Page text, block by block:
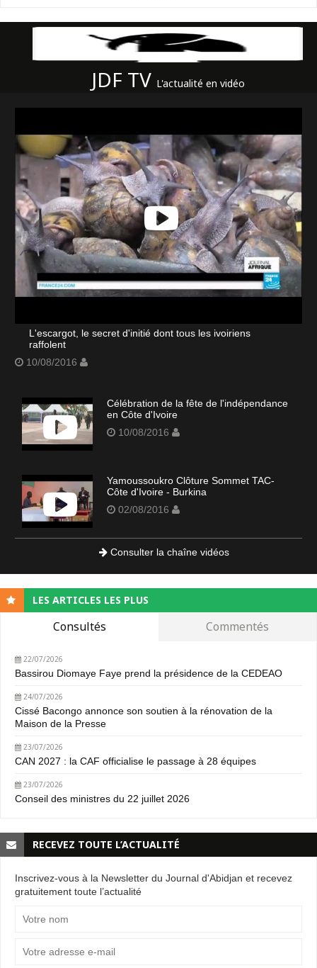
JDF TV L'actualité en vidéo
L'escargot, le secret d'initié dont tous les ivoiriens
raffolent
10/08/2016
Célébration de la fête de l'indépendance
en Côte d'Ivoire
10/08/2016
Yamoussoukro Clôture Sommet TAC-
Côte d'Ivoire - Burkina
02/08/2016
Consulter la chaîne vidéos
LES ARTICLES LES PLUS
Consultés Commentés
22/07/2026
Bassirou Diomaye Faye prend la présidence de la CEDEAO
24/07/2026
Cissé Bacongo annonce son soutien à la rénovation de la
Maison de la Presse
23/07/2026
CAN 2027 : la CAF officialise le passage à 28 équipes
23/07/2026
Conseil des ministres du 22 juillet 2026
RECEVEZ TOUTE L’ACTUALITÉ
Inscrivez-vous à la Newsletter du Journal d'Abidjan et recevez
gratuitement toute l’actualité